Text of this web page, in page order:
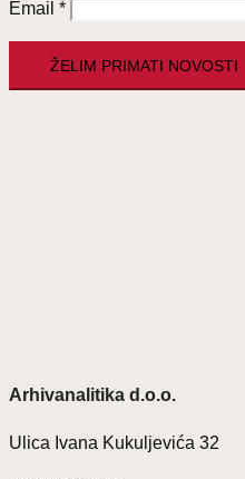
Email *
Arhivanalitika d.o.o.
Ulica Ivana Kukuljevića 32